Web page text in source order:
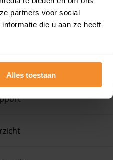
partners voor social
die u aan ze heeft
Alles toestaan